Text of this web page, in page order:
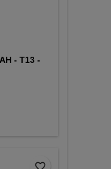
- T13 -
favorite_border